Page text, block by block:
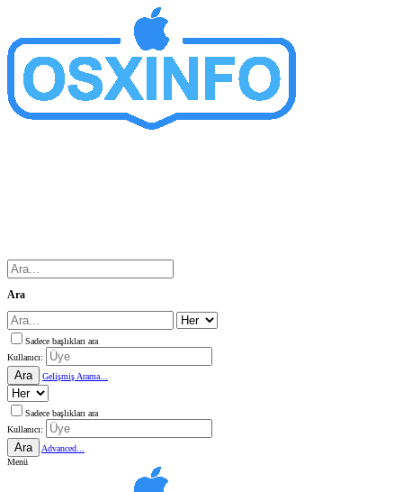
Ara
Sadece başlıkları ara
Kullanıcı:
Ara Gelişmiş Arama...
Sadece başlıkları ara
Kullanıcı:
Ara
Advanced...
Menü